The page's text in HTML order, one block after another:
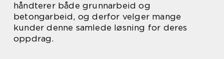
håndterer både grunnarbeid og
betongarbeid, og derfor velger mange
kunder denne samlede løsning for deres
oppdrag.